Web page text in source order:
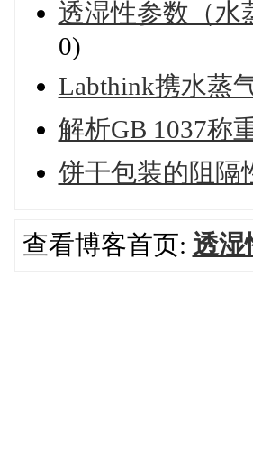
透湿性参数（水
0)
Labthink携水蒸
解析GB 1037称
饼干包装的阻隔
查看博客首页: 透湿